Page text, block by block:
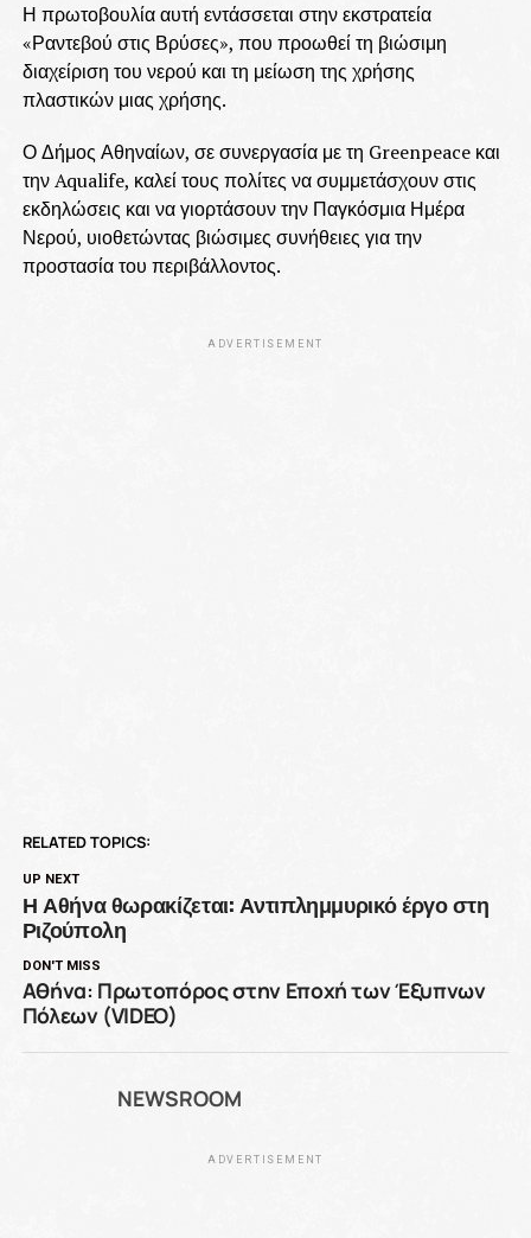
Η πρωτοβουλία αυτή εντάσσεται στην εκστρατεία
«Ραντεβού στις Βρύσες», που προωθεί τη βιώσιμη
διαχείριση του νερού και τη μείωση της χρήσης
πλαστικών μιας χρήσης.
Ο Δήμος Αθηναίων, σε συνεργασία με τη Greenpeace και
την Aqualife, καλεί τους πολίτες να συμμετάσχουν στις
εκδηλώσεις και να γιορτάσουν την Παγκόσμια Ημέρα
Νερού, υιοθετώντας βιώσιμες συνήθειες για την
προστασία του περιβάλλοντος.
ADVERTISEMENT
RELATED TOPICS:
UP NEXT
Η Αθήνα θωρακίζεται: Αντιπλημμυρικό έργο στη
Ριζούπολη
DON'T MISS
Αθήνα: Πρωτοπόρος στην Εποχή των Έξυπνων
Πόλεων (VIDEO)
NEWSROOM
ADVERTISEMENT